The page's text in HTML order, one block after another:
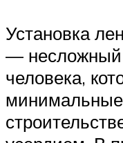
Установка
— несложный
человека,